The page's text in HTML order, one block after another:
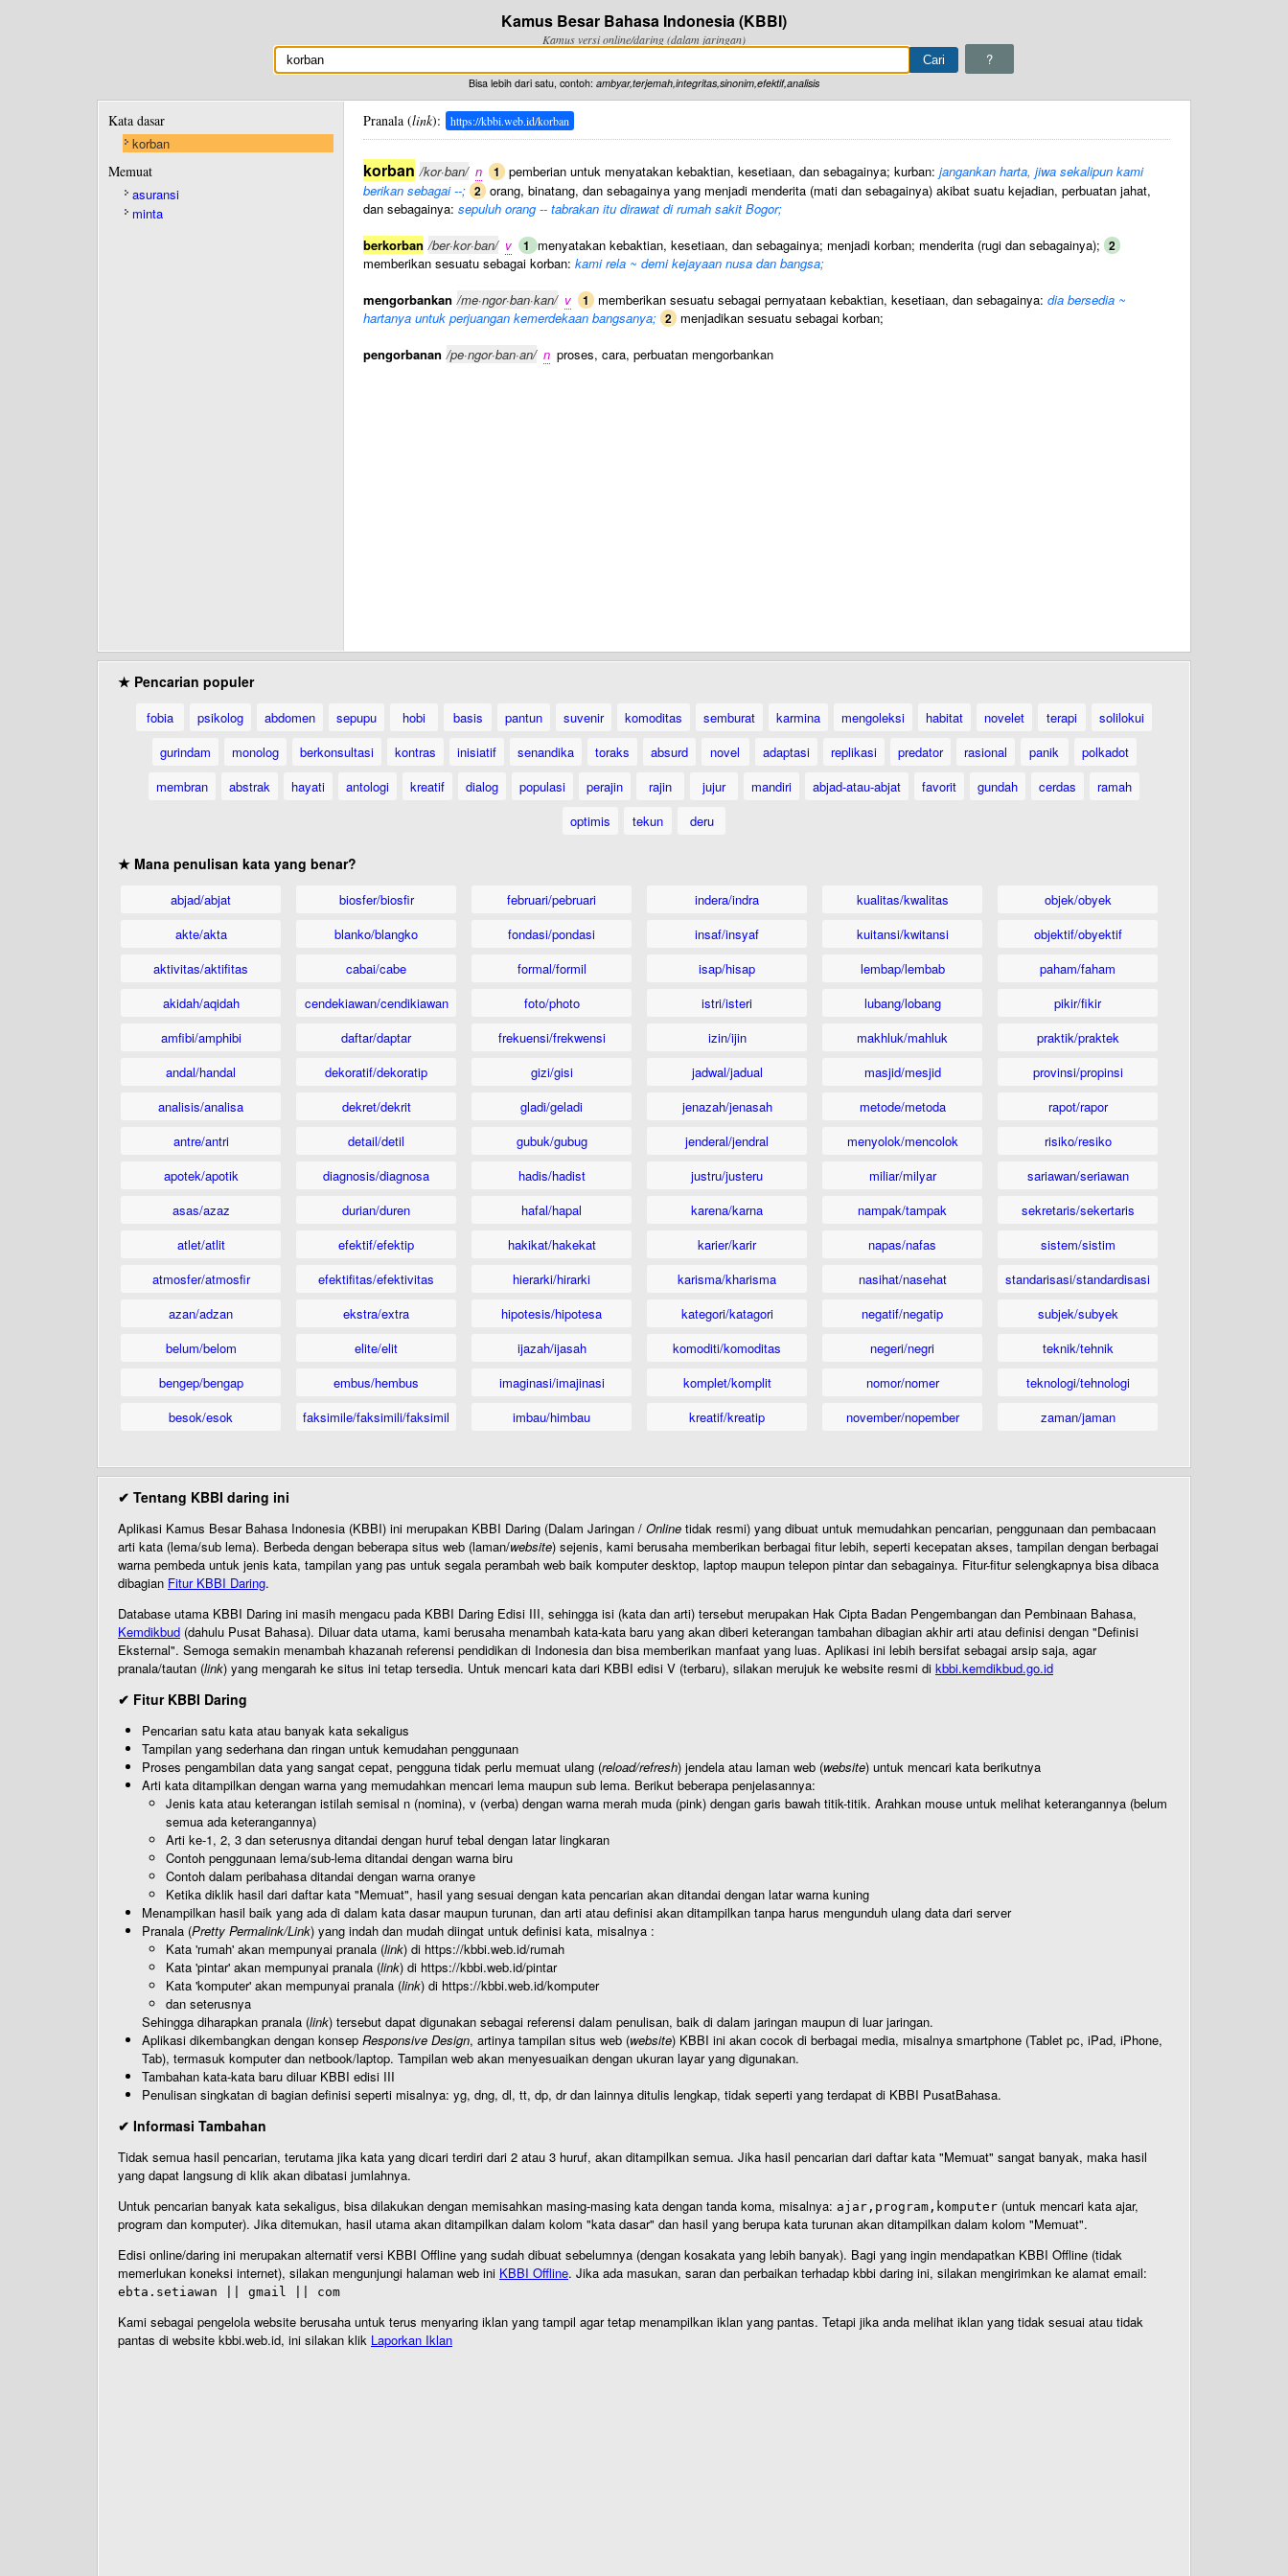
Kamus Besar Bahasa Indonesia (KBBI)
Kamus versi online/daring (dalam jaringan)
?
Bisa lebih dari satu, contoh: ambyar,terjemah,integritas,sinonim,efektif,analisis
Kata dasar
korban
Memuat
asuransi
minta
Pranala (link): https://kbbi.web.id/korban
korban /kor·ban/ n 1 pemberian untuk menyatakan kebaktian, kesetiaan, dan sebagainya; kurban: jangankan harta, jiwa sekalipun kami
berikan sebagai --; 2 orang, binatang, dan sebagainya yang menjadi menderita (mati dan sebagainya) akibat suatu kejadian, perbuatan jahat,
dan sebagainya: sepuluh orang -- tabrakan itu dirawat di rumah sakit Bogor;
berkorban /ber·kor·ban/ v 1 menyatakan kebaktian, kesetiaan, dan sebagainya; menjadi korban; menderita (rugi dan sebagainya); 2
memberikan sesuatu sebagai korban: kami rela ~ demi kejayaan nusa dan bangsa;
mengorbankan /me·ngor·ban·kan/ v 1 memberikan sesuatu sebagai pernyataan kebaktian, kesetiaan, dan sebagainya: dia bersedia ~
hartanya untuk perjuangan kemerdekaan bangsanya; 2 menjadikan sesuatu sebagai korban;
pengorbanan /pe·ngor·ban·an/ n proses, cara, perbuatan mengorbankan
★ Pencarian populer
fobia psikolog abdomen sepupu hobi basis pantun suvenir komoditas semburat karmina mengoleksi habitat novelet terapi
solilokui
gurindam
monolog berkonsultasi kontras inisiatif senandika toraks absurd novel adaptasi replikasi predator rasional panik
polkadot
membran
abstrak hayati antologi kreatif dialog populasi perajin rajin jujur mandiri abjad-atau-abjat favorit gundah cerdas
ramah
optimis
tekun deru
★ Mana penulisan kata yang benar?
abjad/abjat
akte/akta
aktivitas/aktifitas
akidah/aqidah
amfibi/amphibi
andal/handal
analisis/analisa
antre/antri
apotek/apotik
asas/azaz
atlet/atlit
atmosfer/atmosfir
azan/adzan
belum/belom
bengep/bengap
besok/esok
biosfer/biosfir
blanko/blangko
cabai/cabe
cendekiawan/cendikiawan
daftar/daptar
dekoratif/dekoratip
dekret/dekrit
detail/detil
diagnosis/diagnosa
durian/duren
efektif/efektip
efektifitas/efektivitas
ekstra/extra
elite/elit
embus/hembus
faksimile/faksimili/faksimil
februari/pebruari
fondasi/pondasi
formal/formil
foto/photo
frekuensi/frekwensi
gizi/gisi
gladi/geladi
gubuk/gubug
hadis/hadist
hafal/hapal
hakikat/hakekat
hierarki/hirarki
hipotesis/hipotesa
ijazah/ijasah
imaginasi/imajinasi
imbau/himbau
indera/indra
insaf/insyaf
isap/hisap
istri/isteri
izin/ijin
jadwal/jadual
jenazah/jenasah
jenderal/jendral
justru/justeru
karena/karna
karier/karir
karisma/kharisma
kategori/katagori
komoditi/komoditas
komplet/komplit
kreatif/kreatip
kualitas/kwalitas
kuitansi/kwitansi
lembap/lembab
lubang/lobang
makhluk/mahluk
masjid/mesjid
metode/metoda
menyolok/mencolok
miliar/milyar
nampak/tampak
napas/nafas
nasihat/nasehat
negatif/negatip
negeri/negri
nomor/nomer
november/nopember
objek/obyek
objektif/obyektif
paham/faham
pikir/fikir
praktik/praktek
provinsi/propinsi
rapot/rapor
risiko/resiko
sariawan/seriawan
sekretaris/sekertaris
sistem/sistim
standarisasi/standardisasi
subjek/subyek
teknik/tehnik
teknologi/tehnologi
zaman/jaman
✔ Tentang KBBI daring ini
Aplikasi Kamus Besar Bahasa Indonesia (KBBI) ini merupakan KBBI Daring (Dalam Jaringan / Online tidak resmi) yang dibuat untuk memudahkan pencarian, penggunaan dan pembacaan
arti kata (lema/sub lema). Berbeda dengan beberapa situs web (laman/website) sejenis, kami berusaha memberikan berbagai fitur lebih, seperti kecepatan akses, tampilan dengan berbagai
warna pembeda untuk jenis kata, tampilan yang pas untuk segala perambah web baik komputer desktop, laptop maupun telepon pintar dan sebagainya. Fitur-fitur selengkapnya bisa dibaca
dibagian Fitur KBBI Daring.
Database utama KBBI Daring ini masih mengacu pada KBBI Daring Edisi III, sehingga isi (kata dan arti) tersebut merupakan Hak Cipta Badan Pengembangan dan Pembinaan Bahasa,
Kemdikbud (dahulu Pusat Bahasa). Diluar data utama, kami berusaha menambah kata-kata baru yang akan diberi keterangan tambahan dibagian akhir arti atau definisi dengan "Definisi
Eksternal". Semoga semakin menambah khazanah referensi pendidikan di Indonesia dan bisa memberikan manfaat yang luas. Aplikasi ini lebih bersifat sebagai arsip saja, agar
pranala/tautan (link) yang mengarah ke situs ini tetap tersedia. Untuk mencari kata dari KBBI edisi V (terbaru), silakan merujuk ke website resmi di kbbi.kemdikbud.go.id
✔ Fitur KBBI Daring
Pencarian satu kata atau banyak kata sekaligus
Tampilan yang sederhana dan ringan untuk kemudahan penggunaan
Proses pengambilan data yang sangat cepat, pengguna tidak perlu memuat ulang (reload/refresh) jendela atau laman web (website) untuk mencari kata berikutnya
Arti kata ditampilkan dengan warna yang memudahkan mencari lema maupun sub lema. Berikut beberapa penjelasannya:
Jenis kata atau keterangan istilah semisal n (nomina), v (verba) dengan warna merah muda (pink) dengan garis bawah titik-titik. Arahkan mouse untuk melihat keterangannya (belum
semua ada keterangannya)
Arti ke-1, 2, 3 dan seterusnya ditandai dengan huruf tebal dengan latar lingkaran
Contoh penggunaan lema/sub-lema ditandai dengan warna biru
Contoh dalam peribahasa ditandai dengan warna oranye
Ketika diklik hasil dari daftar kata "Memuat", hasil yang sesuai dengan kata pencarian akan ditandai dengan latar warna kuning
Menampilkan hasil baik yang ada di dalam kata dasar maupun turunan, dan arti atau definisi akan ditampilkan tanpa harus mengunduh ulang data dari server
Pranala (Pretty Permalink/Link) yang indah dan mudah diingat untuk definisi kata, misalnya :
Kata 'rumah' akan mempunyai pranala (link) di https://kbbi.web.id/rumah
Kata 'pintar' akan mempunyai pranala (link) di https://kbbi.web.id/pintar
Kata 'komputer' akan mempunyai pranala (link) di https://kbbi.web.id/komputer
dan seterusnya
Sehingga diharapkan pranala (link) tersebut dapat digunakan sebagai referensi dalam penulisan, baik di dalam jaringan maupun di luar jaringan.
Aplikasi dikembangkan dengan konsep Responsive Design, artinya tampilan situs web (website) KBBI ini akan cocok di berbagai media, misalnya smartphone (Tablet pc, iPad, iPhone,
Tab), termasuk komputer dan netbook/laptop. Tampilan web akan menyesuaikan dengan ukuran layar yang digunakan.
Tambahan kata-kata baru diluar KBBI edisi III
Penulisan singkatan di bagian definisi seperti misalnya: yg, dng, dl, tt, dp, dr dan lainnya ditulis lengkap, tidak seperti yang terdapat di KBBI PusatBahasa.
✔ Informasi Tambahan
Tidak semua hasil pencarian, terutama jika kata yang dicari terdiri dari 2 atau 3 huruf, akan ditampilkan semua. Jika hasil pencarian dari daftar kata "Memuat" sangat banyak, maka hasil
yang dapat langsung di klik akan dibatasi jumlahnya.
Untuk pencarian banyak kata sekaligus, bisa dilakukan dengan memisahkan masing-masing kata dengan tanda koma, misalnya: ajar,program,komputer (untuk mencari kata ajar,
program dan komputer). Jika ditemukan, hasil utama akan ditampilkan dalam kolom "kata dasar" dan hasil yang berupa kata turunan akan ditampilkan dalam kolom "Memuat".
Edisi online/daring ini merupakan alternatif versi KBBI Offline yang sudah dibuat sebelumnya (dengan kosakata yang lebih banyak). Bagi yang ingin mendapatkan KBBI Offline (tidak
memerlukan koneksi internet), silakan mengunjungi halaman web ini KBBI Offline. Jika ada masukan, saran dan perbaikan terhadap kbbi daring ini, silakan mengirimkan ke alamat email:
ebta.setiawan || gmail || com
Kami sebagai pengelola website berusaha untuk terus menyaring iklan yang tampil agar tetap menampilkan iklan yang pantas. Tetapi jika anda melihat iklan yang tidak sesuai atau tidak
pantas di website kbbi.web.id, ini silakan klik Laporkan Iklan